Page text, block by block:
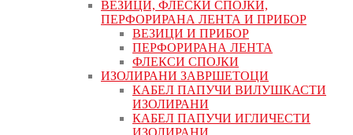
ВЕЗИЦИ, ФЛЕСКИ СПОЈКИ,
ПЕРФОРИРАНА ЛЕНТА И ПРИБОР
ВЕЗИЦИ И ПРИБОР
ПЕРФОРИРАНА ЛЕНТА
ФЛЕКСИ СПОЈКИ
ИЗОЛИРАНИ ЗАВРШЕТОЦИ
КАБЕЛ ПАПУЧИ ВИЛУШКАСТИ
ИЗОЛИРАНИ
КАБЕЛ ПАПУЧИ ИГЛИЧЕСТИ
ИЗОЛИРАНИ